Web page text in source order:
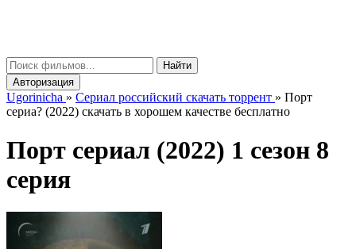
Найти
Авторизация
Ugorinicha » Сериал российский скачать торрент » Порт
сериа? (2022) скачать в хорошем качестве бесплатно
Порт сериал (2022) 1 сезон 8
серия